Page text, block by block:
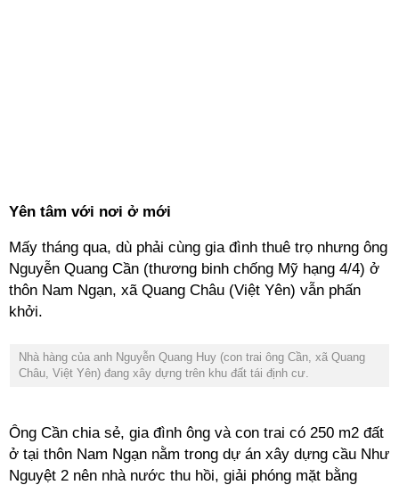
Yên tâm với nơi ở mới
Mấy tháng qua, dù phải cùng gia đình thuê trọ nhưng ông
Nguyễn Quang Cần (thương binh chống Mỹ hạng 4/4) ở
thôn Nam Ngạn, xã Quang Châu (Việt Yên) vẫn phấn
khởi.
Nhà hàng của anh Nguyễn Quang Huy (con trai ông Cần, xã Quang
Châu, Việt Yên) đang xây dựng trên khu đất tái định cư.
Ông Cần chia sẻ, gia đình ông và con trai có 250 m2 đất
ở tại thôn Nam Ngạn nằm trong dự án xây dựng cầu Như
Nguyệt 2 nên nhà nước thu hồi, giải phóng mặt bằng